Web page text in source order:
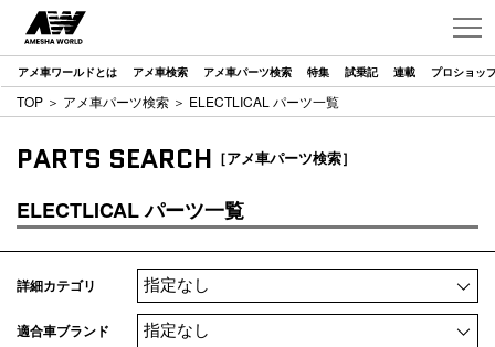
アメ車ワールドとは アメ車検索 アメ車パーツ検索 特集 試乗記 連載 プロショッ
TOP ＞ アメ車パーツ検索 ＞ ELECTLICAL パーツ一覧
PARTS SEARCH ［アメ車パーツ検索］
ELECTLICAL パーツ一覧
詳細カテゴリ
適合車ブランド